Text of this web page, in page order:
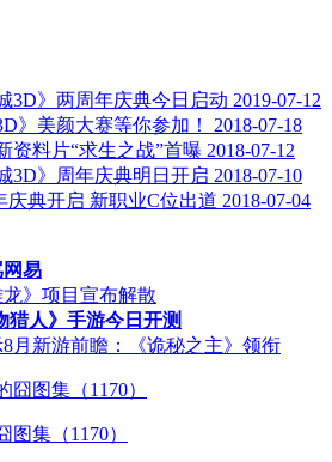
3D》两周年庆典今日启动 2019-07-12
》美颜大赛等你参加！
2018-07-18
资料片“求生之战”首曝 2018-07-12
3D》周年庆典明日开启 2018-07-10
庆典开启 新职业C位出道 2018-07-04
网易
龙》项目宣布解散
猎人》手游今日开测
8月新游前瞻：《诡秘之主》领衔
集（1170）